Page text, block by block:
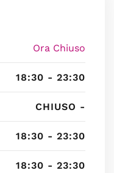
Ora Chiuso
18:30 - 23:30
CHIUSO -
18:30 - 23:30
18:30 - 23:30